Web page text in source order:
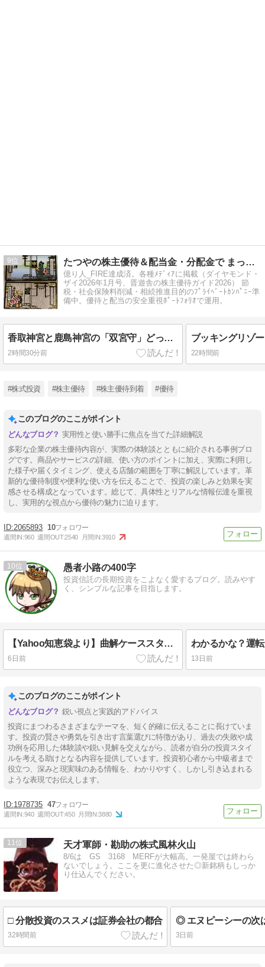
9 たつやの株主優待＆配当金・分配金で まったりライフ！
億り人_FIRE達成済。各種ﾒﾃﾞｨｱに掲載（ダイヤモンド・
ザイ2026年1月号、晋遊舎の株主優待ガイド2026） 節
税・社会保険料削減・相続推進目的のﾌﾟﾗｲﾍﾞｰﾄｶﾝﾊﾟﾆｰ準
備中。優待と配当の安全重視ﾎﾟｰﾄﾌｫﾘｵで運用。
香取神宮と鹿島神宮の「双宮守」どっちが上？｜上下関係や正しい持ち方を解説
2時間30分前 22時間前
#株式投資 #株主優待 #株主優待到着 #優待
このブログのここがポイント
実用性と使い勝手に焦点を当てた詳細解説
多彩な企業の株主優待内容が、実際の体験談とともに紹介される事例ブロ
グです。商品やサービスの詳細、使い方のポイントに加え、実際に利用し
た様子や届くタイミング、使える店舗の範囲を丁寧に解説しています。革
新的な優待制度や便利な使い方を伝えることで、投資の楽しみと効果を実
感させる構成となっています。総じて、具体性とリアルな情報伝達を重視
し、実用的な視点から優待の魅力に迫ります。
2065893 10
週間IN:960 週間OUT:2540 月間IN:3910
10 愚者小路の400字
投資信託の長期投資をこよなく愛するブログ。読みやす
く、シンプルな記事を目指します。
【Yahoo知恵袋より】曲解ケーススタディ。20代の6割が投資をするようになる未来が！？を400字で。
6日前 13日前
このブログのここがポイント
鋭い視点と実践的アドバイス
投資にまつわるさまざまなテーマを、短く的確に伝えることに長けていま
す。投資の賢さや勇気を引き出す言葉選びに特徴があり、過去の失敗や成
功例を応用した体験談や鋭い見解を交えながら、読者が自分の投資スタイ
ルを考える助けとなる内容を提供しています。投資初心者から中級者まで
役立つ、深みと現実味のある情報を、わかりやすく、しかし引き込まれる
ような表現でお伝えします。
1978735 47
週間IN:940 週間OUT:450 月間IN:3880
11 天才軍師・勘助の株式風林火山
8/6は GS 3168 MERFが大幅高。一発屋では終わら
ないでしょう。ここを更に進化させた◎新銘柄もしっか
り仕込んでください。
□ 分散投資のススメは証券会社の都合
32時間前 3日前